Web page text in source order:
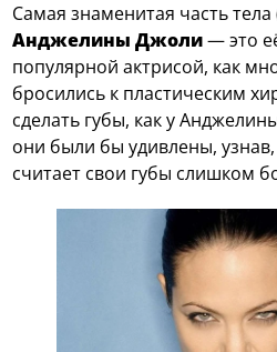
Самая знаменитая часть
Анджелины Джоли— это
популярной актрисой, как
бросились к пластическим
сделать губы, как у
они были бы удивлены,
считает свои губы слишком